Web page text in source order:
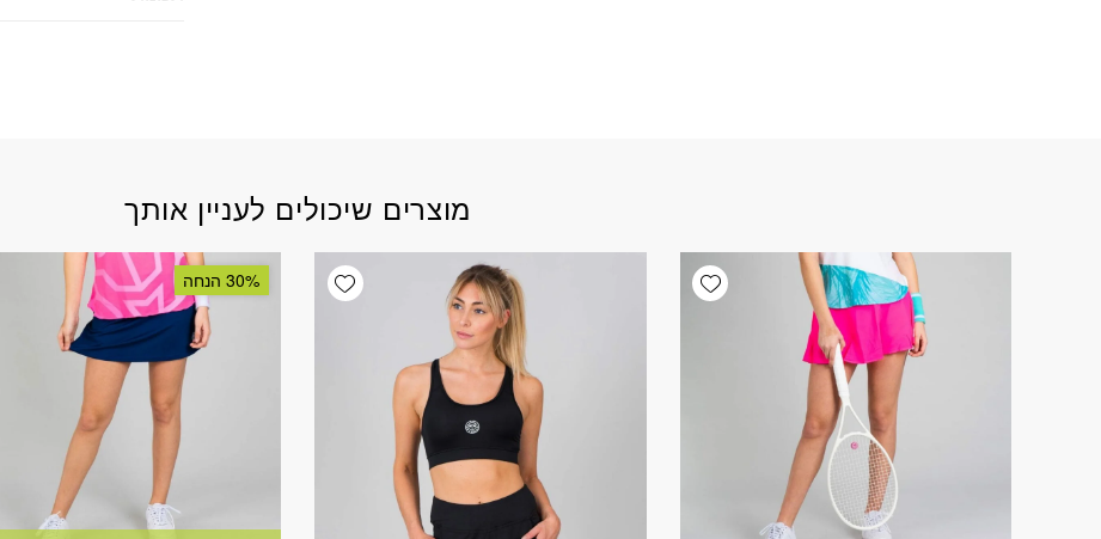
מוצרים שיכולים לעניין אותך
Add wishlist
Add wishlist30% הנחה